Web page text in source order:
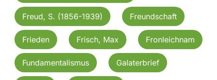
Freud, S. (1856-1939) Freundschaft
Frieden Frisch, Max Fronleichnam
Fundamentalismus Galaterbrief